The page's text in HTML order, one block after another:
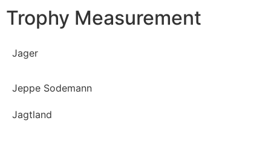
Trophy Measurement
Jager
Jeppe Sodemann
Jagtland